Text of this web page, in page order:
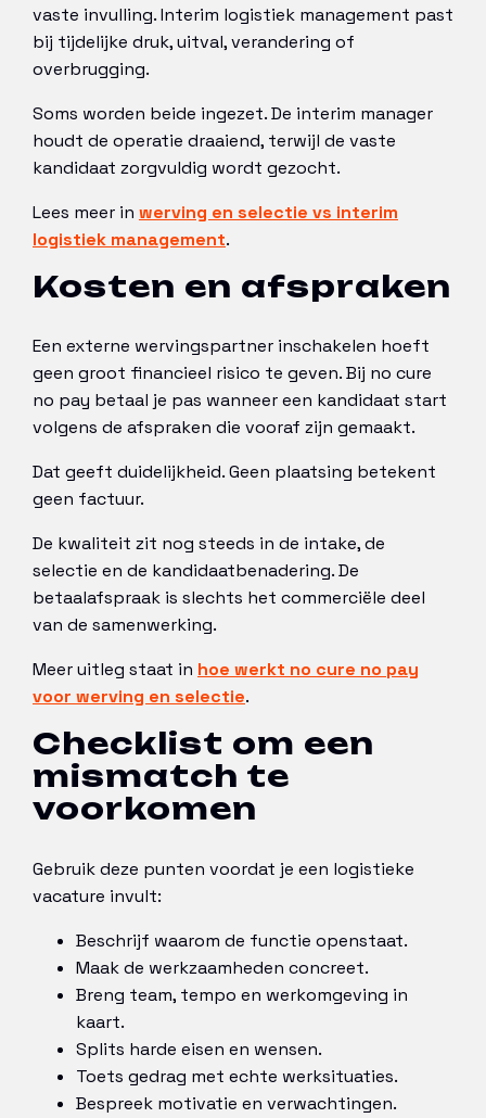
vaste invulling. Interim logistiek management past
bij tijdelijke druk, uitval, verandering of
overbrugging.
Soms worden beide ingezet. De interim manager
houdt de operatie draaiend, terwijl de vaste
kandidaat zorgvuldig wordt gezocht.
Lees meer in werving en selectie vs interim
logistiek management.
Kosten en afspraken
Een externe wervingspartner inschakelen hoeft
geen groot financieel risico te geven. Bij no cure
no pay betaal je pas wanneer een kandidaat start
volgens de afspraken die vooraf zijn gemaakt.
Dat geeft duidelijkheid. Geen plaatsing betekent
geen factuur.
De kwaliteit zit nog steeds in de intake, de
selectie en de kandidaatbenadering. De
betaalafspraak is slechts het commerciële deel
van de samenwerking.
Meer uitleg staat in hoe werkt no cure no pay
voor werving en selectie.
Checklist om een
mismatch te
voorkomen
Gebruik deze punten voordat je een logistieke
vacature invult:
Beschrijf waarom de functie openstaat.
Maak de werkzaamheden concreet.
Breng team, tempo en werkomgeving in
kaart.
Splits harde eisen en wensen.
Toets gedrag met echte werksituaties.
Bespreek motivatie en verwachtingen.